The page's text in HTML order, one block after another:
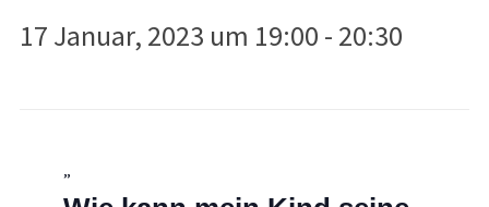
17 Januar, 2023 um 19:00 - 20:30